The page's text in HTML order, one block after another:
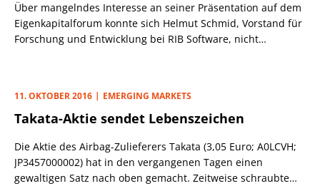
hat, seit jeher im Vordergrund. Auf der diesjährigen
Fachmesse Automechanika wurde Washtec für seine neuen
umwelt- und fahrzeugschonenden Multi Flex-Waschbürsten
Über mangelndes Interesse an seiner Präsentation auf dem
Eigenkapitalforum konnte sich Helmut Schmid, Vorstand für
Forschung und Entwicklung bei RIB Software, nicht
Geschäftsmodell des Anbieters von Bau- und
Architektursoftware. Da das RIB-Team dem Plenum aber
Schmid die Kennzahlen des Konzerns komplett wegließ,
blieben der Erkenntnisgewinn überschaubar.
11. OKTOBER 2016 EMERGING MARKETS
Takata-Aktie sendet Lebenszeichen
Die Aktie des Airbag-Zulieferers Takata (3,05 Euro; A0LCVH;
JP3457000002) hat in den vergangenen Tagen einen
gewaltigen Satz nach oben gemacht. Zeitweise schraubte